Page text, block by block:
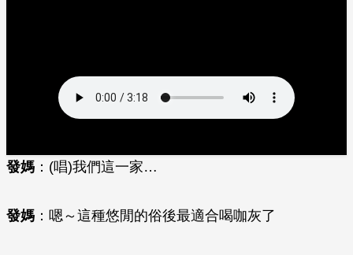
發媽 ：(唱)我們這一家…
發媽 ：嗯～這種悠閒的俗後最適合喝咖灰了